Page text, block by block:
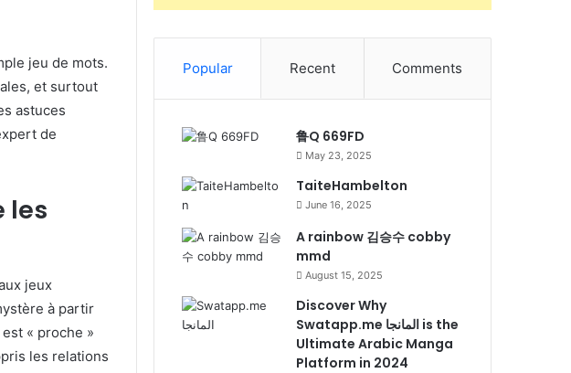
jeu de mots.
et surtout
astuces
de
les
jeux
à partir
« proche »
les relations
Popular Recent Comments
鲁Q 669FD
May 23, 2025
TaiteHambelton
June 16, 2025
A rainbow 김승수 cobby
mmd
August 15, 2025
Discover Why
Swatapp.me المانجا is the
Ultimate Arabic Manga
Platform in 2024